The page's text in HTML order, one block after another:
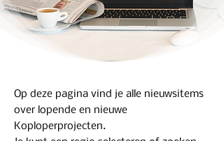
Op deze pagina vind je alle nieuwsitems
over lopende en nieuwe
Koploperprojecten.